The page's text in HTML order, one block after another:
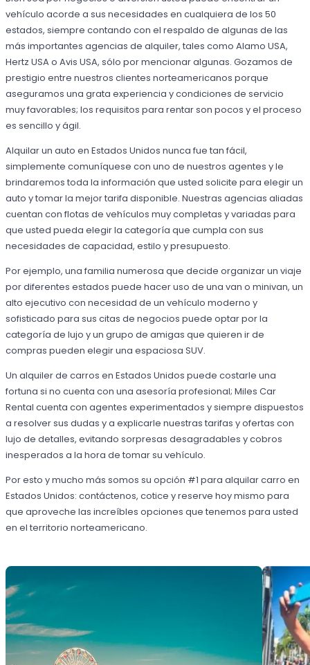
vehículo acorde a sus necesidades en cualquiera de los 50
estados, siempre contando con el respaldo de algunas de las
más importantes agencias de alquiler, tales como Alamo USA,
Hertz USA o Avis USA, sólo por mencionar algunas. Gozamos de
prestigio entre nuestros clientes norteamericanos porque
aseguramos una grata experiencia y condiciones de servicio
muy favorables; los requisitos para rentar son pocos y el proceso
es sencillo y ágil.
Alquilar un auto en Estados Unidos nunca fue tan fácil,
simplemente comuníquese con uno de nuestros agentes y le
brindaremos toda la información que usted solicite para elegir un
auto y tomar la mejor tarifa disponible. Nuestras agencias aliadas
cuentan con flotas de vehículos muy completas y variadas para
que usted pueda elegir la categoría que cumpla con sus
necesidades de capacidad, estilo y presupuesto.
Por ejemplo, una familia numerosa que decide organizar un viaje
por diferentes estados puede hacer uso de una van o minivan, un
alto ejecutivo con necesidad de un vehículo moderno y
sofisticado para sus citas de negocios puede optar por la
categoría de lujo y un grupo de amigas que quieren ir de
compras pueden elegir una espaciosa SUV.
Un alquiler de carros en Estados Unidos puede costarle una
fortuna si no cuenta con una asesoría profesional; Miles Car
Rental cuenta con agentes experimentados y siempre dispuestos
a resolver sus dudas y a explicarle nuestras tarifas y ofertas con
lujo de detalles, evitando sorpresas desagradables y cobros
inesperados a la hora de tomar su vehículo.
Por esto y mucho más somos su opción #1 para alquilar carro en
Estados Unidos: contáctenos, cotice y reserve hoy mismo para
que aproveche las increíbles opciones que tenemos para usted
en el territorio norteamericano.